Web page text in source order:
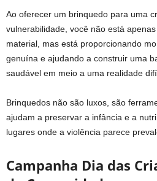
Ao oferecer um brinquedo para uma
vulnerabilidade, você não está
material, mas está proporcionando
genuína e ajudando a construir uma
saudável em meio a uma realidade
Brinquedos não são luxos, são
ajudam a preservar a infância e a
lugares onde a violência parece
Campanha Dia das